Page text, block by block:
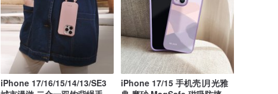
iPhone 17/16/15/14/13/SE3
iPhone 17/15 手机壳∣月光雅